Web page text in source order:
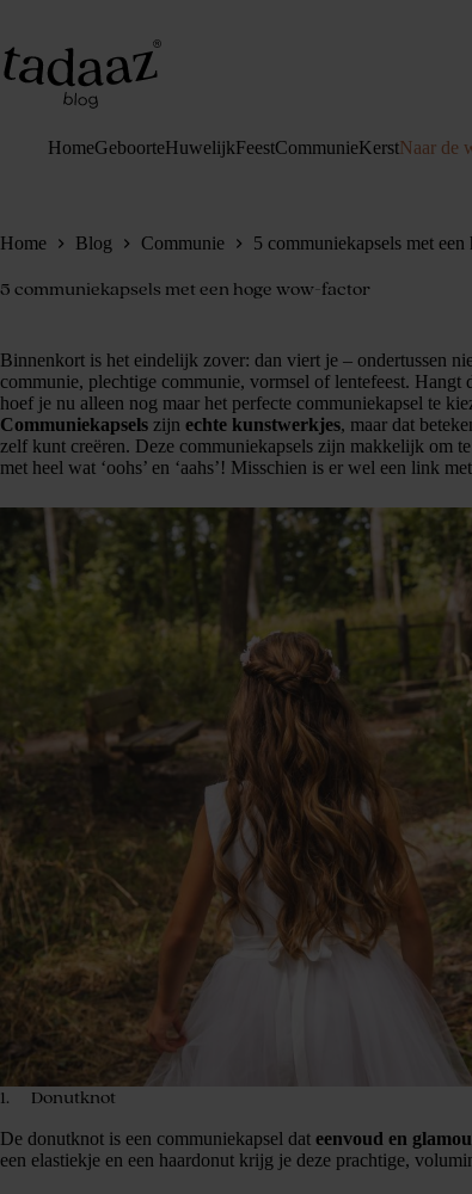
de
inhoud
HomeGeboorteHuwelijkFeestCommunieKerstNaar de
Home Blog Communie 5 communiekapsels met
5 communiekapsels met een hoge wow-factor
Binnenkort is het eindelijk zover: dan viert je – ondertussen
communie, plechtige communie, vormsel of lentefeest.
hoef je nu alleen nog maar het perfecte communiekapsel te
Communiekapsels zijn echte kunstwerkjes, maar dat
zelf kunt creëren. Deze communiekapsels zijn makkelijk om
met heel wat ‘oohs’ en ‘aahs’! Misschien is er wel een link
1. Donutknot
De donutknot is een communiekapsel dat eenvoud en
een elastiekje en een haardonut krijg je deze prachtige,